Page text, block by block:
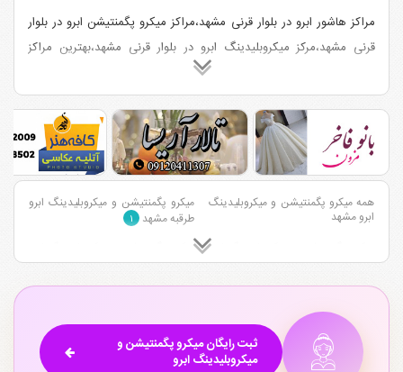
مراکز هاشور ابرو در بلوار قرنی مشهد،مراکز میکرو پگمنتیشن ابرو در بلوار
قرنی مشهد،مرکز میکروبلیدینگ ابرو در بلوار قرنی مشهد،بهترین مراکز
هاشور ابرو و میکرو پگمنتیشن ابرو و میکروبلیدینگ ابرو در بلوار قرنی
مشهد
همه میکرو پگمنتیشن و میکروبلیدینگ
ابرو مشهد
میکرو پگمنتیشن و میکروبلیدینگ ابرو
طرقبه مشهد
۱
میکرو پگمنتیشن و میکروبلیدینگ ابرو
بلوار فردوسی مشهد ۱۳
میکرو پگمنتیشن و میکروبلیدینگ ابرو
احمد آباد مشهد ۵
میکرو پگمنتیشن و میکروبلیدینگ ابرو
وکیل آباد مشهد
میکرو پگمنتیشن و میکروبلیدینگ ابرو
میکرو پگمنتیشن و میکروبلیدینگ ابرو
بلوار هاشمیه مشهد
۹
میکرو پگمنتیشن و میکروبلیدینگ ابرو
بلوار خیام مشهد ۱
ثبت رایگان میکرو پگمنتیشن و
میکروبلیدینگ ابرو